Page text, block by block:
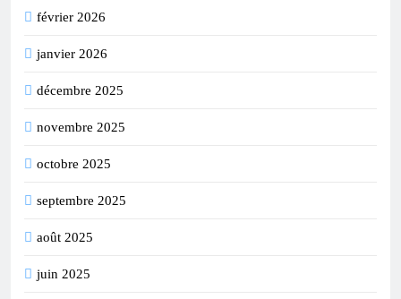
février 2026
janvier 2026
décembre 2025
novembre 2025
octobre 2025
septembre 2025
août 2025
juin 2025